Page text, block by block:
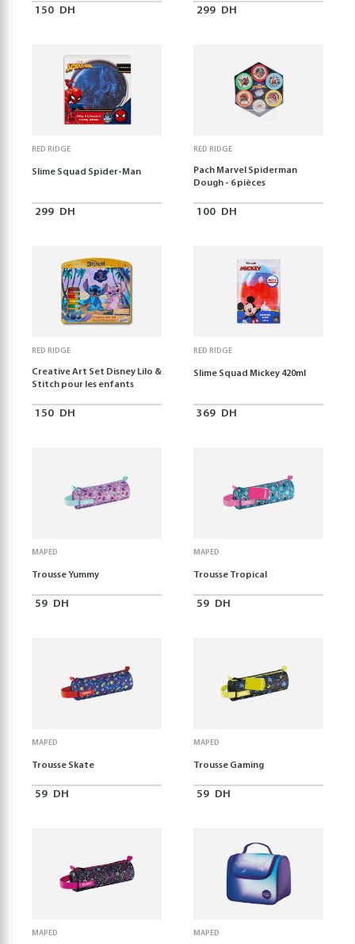
150 DH 299 DH
RED RIDGE
Slime Squad Spider-Man
299 DH
RED RIDGE
Pach Marvel Spiderman
Dough - 6 pièces
100 DH
RED RIDGE
Creative Art Set Disney Lilo &
Stitch pour les enfants
150 DH
RED RIDGE
Slime Squad Mickey 420ml
369 DH
MAPED
Trousse Yummy
59 DH
MAPED
Trousse Tropical
59 DH
MAPED
Trousse Skate
59 DH
MAPED
Trousse Gaming
59 DH
MAPED MAPED